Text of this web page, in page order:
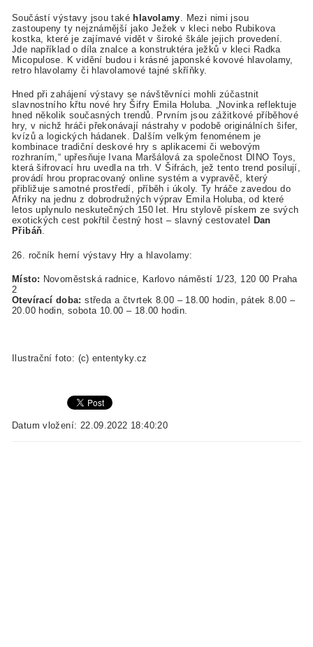
Součástí výstavy jsou také hlavolamy. Mezi nimi jsou
zastoupeny ty nejznámější jako Ježek v kleci nebo Rubikova
kostka, které je zajímavé vidět v široké škále jejich provedení.
Jde například o díla znalce a konstruktéra ježků v kleci Radka
Micopulose. K vidění budou i krásné japonské kovové hlavolamy,
retro hlavolamy či hlavolamové tajné skříňky.
Hned při zahájení výstavy se návštěvníci mohli zúčastnit
slavnostního křtu nové hry Šifry Emila Holuba. „Novinka reflektuje
hned několik současných trendů. Prvním jsou zážitkové příběhové
hry, v nichž hráči překonávají nástrahy v podobě originálních šifer,
kvízů a logických hádanek. Dalším velkým fenoménem je
kombinace tradiční deskové hry s aplikacemi či webovým
rozhraním,“ upřesňuje Ivana Maršálová za společnost DINO Toys,
která šifrovací hru uvedla na trh. V Šifrách, jež tento trend posilují,
provádí hrou propracovaný online systém a vypravěč, který
přibližuje samotné prostředí, příběh i úkoly. Ty hráče zavedou do
Afriky na jednu z dobrodružných výprav Emila Holuba, od které
letos uplynulo neskutečných 150 let. Hru stylově pískem ze svých
exotických cest pokřtil čestný host – slavný cestovatel
Dan
Přibáň.
26. ročník herní výstavy Hry a hlavolamy:
Místo: Novoměstská radnice, Karlovo náměstí 1/23, 120 00 Praha
2
Otevírací doba: středa a čtvrtek 8.00 – 18.00 hodin, pátek 8.00 –
20.00 hodin, sobota 10.00 – 18.00 hodin.
Ilustrační foto: (c) ententyky.cz
Datum vložení: 22.09.2022 18:40:20